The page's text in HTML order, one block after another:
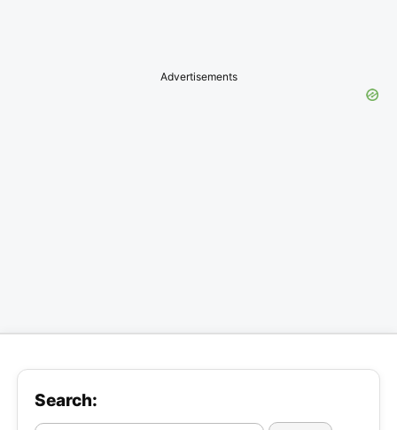
Advertisements
Search: